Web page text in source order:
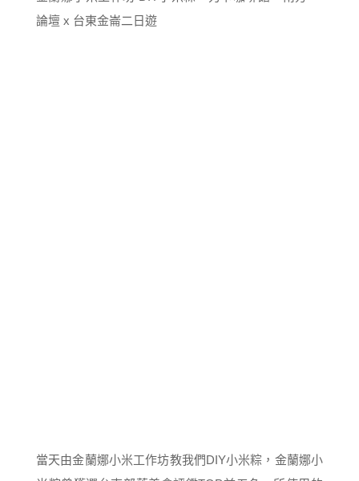
當天由金蘭娜小米工作坊教我們DIY小米粽，金蘭娜小